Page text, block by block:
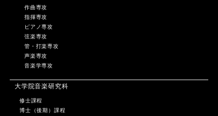
作曲専攻
指揮専攻
ピアノ専攻
弦楽専攻
管・打楽専攻
声楽専攻
音楽学専攻
大学院音楽研究科
修士課程
博士（後期）課程